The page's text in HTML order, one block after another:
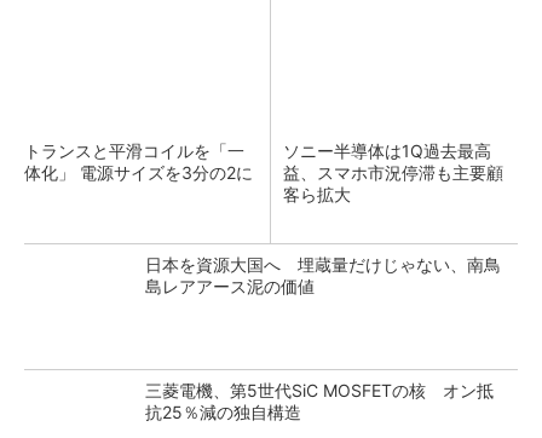
トランスと平滑コイルを「一
体化」 電源サイズを3分の2に
ソニー半導体は1Q過去最高
益、スマホ市況停滞も主要顧
客ら拡大
日本を資源大国へ 埋蔵量だけじゃない、南鳥
島レアアース泥の価値
三菱電機、第5世代SiC MOSFETの核 オン抵
抗25％減の独自構造